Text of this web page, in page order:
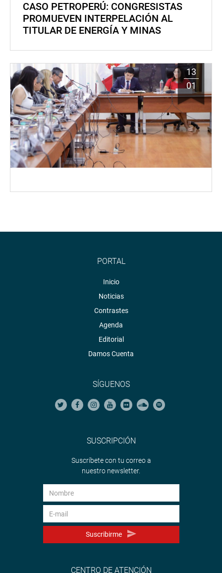
CASO PETROPERÚ: CONGRESISTAS
PROMUEVEN INTERPELACIÓN AL
TITULAR DE ENERGÍA Y MINAS
13
01
PORTAL
Inicio
Noticias
Contrastes
Agenda
Editorial
Damos Cuenta
SÍGUENOS
SUSCRIPCIÓN
Suscríbete con tu correo a
nuestro newsletter.
Suscribirme
CENTRO DE ATENCIÓN